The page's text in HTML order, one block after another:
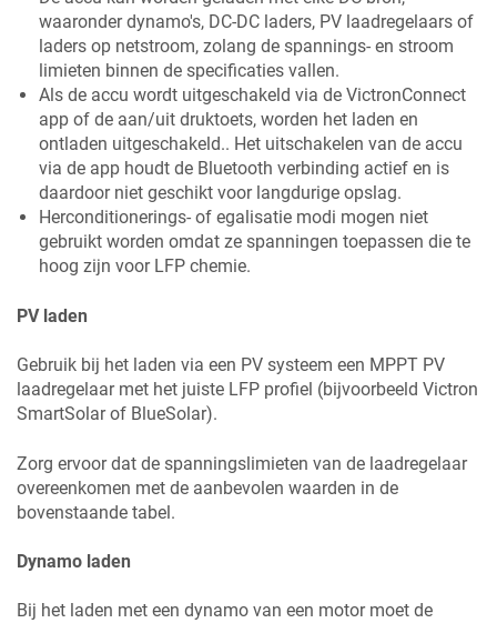
waaronder dynamo's, DC-DC laders, PV laadregelaars of
laders op netstroom, zolang de spannings- en stroom
limieten binnen de specificaties vallen.
Als de accu wordt uitgeschakeld via de VictronConnect
app of de aan/uit druktoets, worden het laden en
ontladen uitgeschakeld.. Het uitschakelen van de accu
via de app houdt de Bluetooth verbinding actief en is
daardoor niet geschikt voor langdurige opslag.
Herconditionerings- of egalisatie modi mogen niet
gebruikt worden omdat ze spanningen toepassen die te
hoog zijn voor LFP chemie.
PV laden
Gebruik bij het laden via een PV systeem een MPPT PV
laadregelaar met het juiste LFP profiel (bijvoorbeeld Victron
SmartSolar of BlueSolar).
Zorg ervoor dat de spanningslimieten van de laadregelaar
overeenkomen met de aanbevolen waarden in de
bovenstaande tabel.
Dynamo laden
Bij het laden met een dynamo van een motor moet de